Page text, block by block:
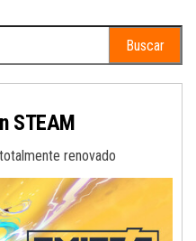
STEAM
renovado